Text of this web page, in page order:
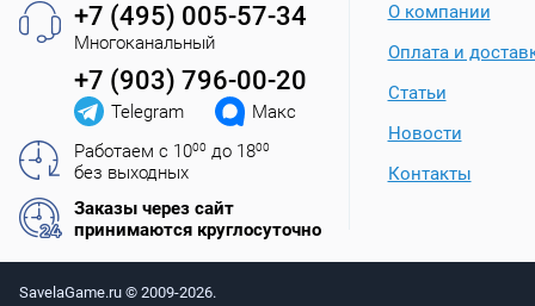
+7 (495) 005-57-34
Многоканальный
+7 (903) 796-00-20
Telegram
Макс
Работаем с 1000 до 1800
без выходных
Заказы через сайт
принимаются круглосуточно
О компании
Оплата и
Статьи
Новости
Контакты
SavelaGame.ru © 2009-2026.